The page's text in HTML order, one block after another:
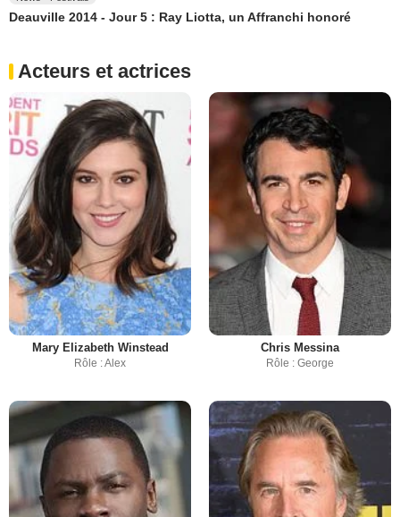
Deauville 2014 - Jour 5 : Ray Liotta, un Affranchi honoré
Acteurs et actrices
Mary Elizabeth Winstead
Rôle : Alex
Chris Messina
Rôle : George